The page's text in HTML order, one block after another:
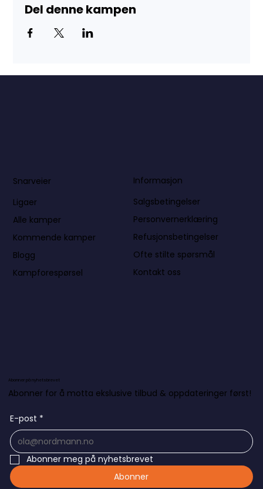
Del denne kampen
Snarveier
Ligaer
Alle kamper
Kommende kamper
Blogg
Kampforespørsel
Informasjon
Salgsbetingelser
Personvernerklæring
Refusjonsbetingelser
Ofte stilte spørsmål
Kontakt oss
Abonner på nyhetsbrevet
Abonner for å motta ekslusive tilbud & oppdateringer først!
E-post *
Abonner meg på nyhetsbrevet
Abonner